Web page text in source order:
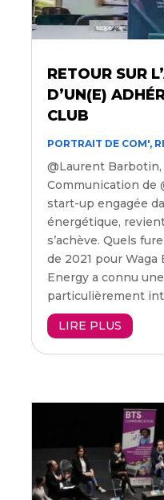
RETOUR SUR
D’UN(E)
CLUB
PORTRAIT DE COM',
@Laurent
Communication de
start-up engagée
énergétique,
s’achève. Quels
de 2021 pour Waga
Energy a connu
particulièrement
LIRE PLUS